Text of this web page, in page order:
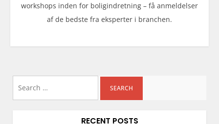
workshops inden for boligindretning – få anmeldelser
af de bedste fra eksperter i branchen.
RECENT POSTS